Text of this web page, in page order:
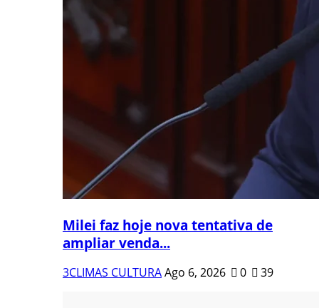
Milei faz hoje nova tentativa de
ampliar venda...
3CLIMAS CULTURAAgo 6, 2026 0 39